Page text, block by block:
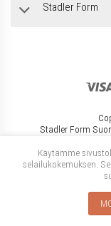
Stadler Form
Stadler Form
Käytämme
selailukokemuksen.